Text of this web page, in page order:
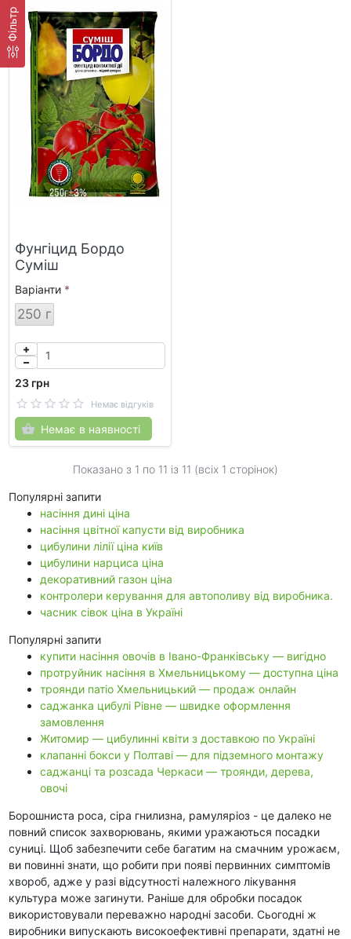
Фільтр
Фунгіцид Бордо
Суміш
Варіанти
250 г
23 грн
Немає відгуків
Немає в наявності
Показано з 1 по 11 із 11 (всіх 1 сторінок)
Популярні запити
насіння дині ціна
насіння цвітної капусти від виробника
цибулини лілії ціна київ
цибулини нарциса ціна
декоративний газон ціна
контролери керування для автополиву від виробника.
часник сівок ціна в Україні
Популярні запити
купити насіння овочів в Івано-Франківську — вигідно
протруйник насіння в Хмельницькому — доступна ціна
троянди патіо Хмельницький — продаж онлайн
саджанка цибулі Рівне — швидке оформлення
замовлення
Житомир — цибулинні квіти з доставкою по Україні
клапанні бокси у Полтаві — для підземного монтажу
саджанці та розсада Черкаси — троянди, дерева,
овочі
Борошниста роса, сіра гнилизна, рамуляріоз - це далеко не
повний список захворювань, якими уражаються посадки
суниці. Щоб забезпечити себе багатим на смачним урожаєм,
ви повинні знати, що робити при появі первинних симптомів
хвороб, адже у разі відсутності належного лікування
культура може загинути. Раніше для обробки посадок
використовували переважно народні засоби. Сьогодні ж
виробники випускають високоефективні препарати, здатні не